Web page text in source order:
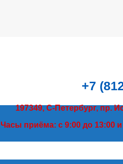
+7
197349, С-Петербург, пр.
Часы приёма: с 9:00 до 13:00 и